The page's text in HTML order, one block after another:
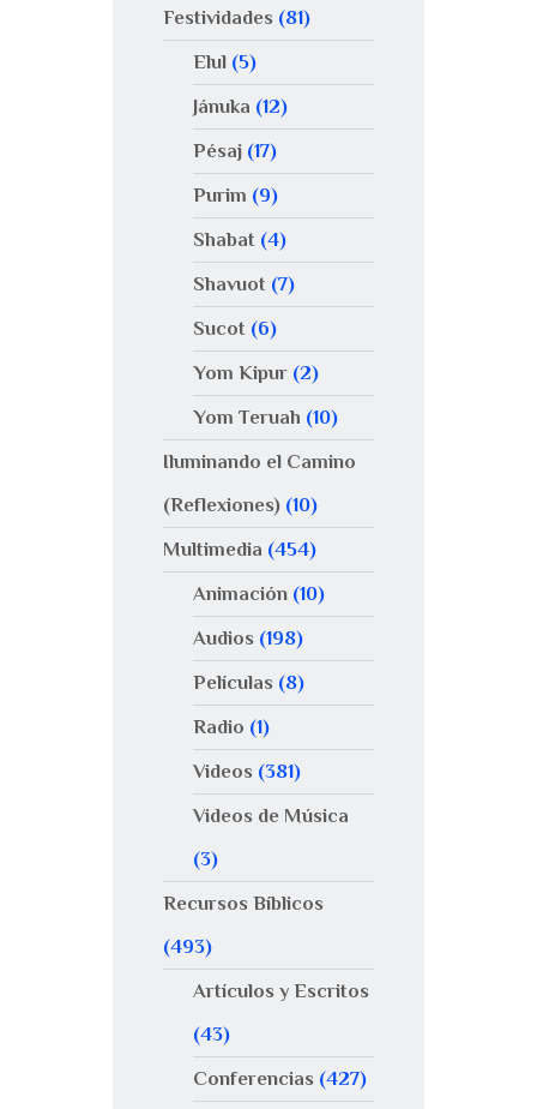
Festividades (81)
Elul(5)
Jánuka (12)
Pésaj(17)
Purim (9)
Shabat (4)
Shavuot (7)
Sucot (6)
Yom Kipur(2)
Yom Teruah (10)
Iluminando el Camino
(Reflexiones) (10)
Multimedia (454)
Animación(10)
Audios (198)
Películas (8)
Radio (1)
Videos (381)
Videos de Música
(3)
Recursos Bíblicos
(493)
Artículos y Escritos
(43)
Conferencias (427)